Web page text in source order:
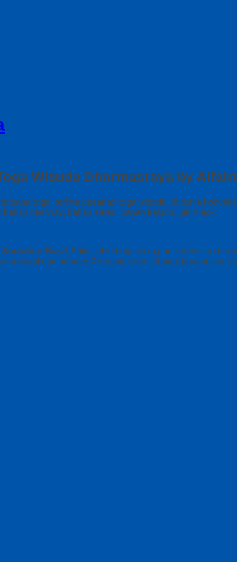
Wisuda Dharmasraya by
toga. terima pesanan toga wisuda, di dunia
bestway, bahan saten, bahan beludru, jet-black.
BaratBakal lebih bagus kita pun ketahui serta
dari bahasa Romawi, toga sebagai busana